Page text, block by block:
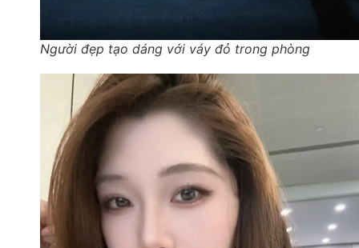
Người đẹp tạo dáng với váy đỏ trong phòng